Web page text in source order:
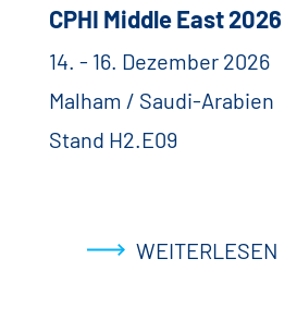
CPHI Middle East 2026
14. - 16. Dezember 2026
Malham / Saudi-Arabien
Stand H2.E09
WEITERLESEN